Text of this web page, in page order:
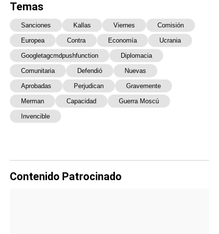
Temas
Sanciones Kallas Viernes Comisión
Europea Contra Economía Ucrania
Googletagcmdpushfunction Diplomacia
Comunitaria Defendió Nuevas
Aprobadas Perjudican Gravemente
Merman Capacidad Guerra Moscú
Invencible
Contenido Patrocinado